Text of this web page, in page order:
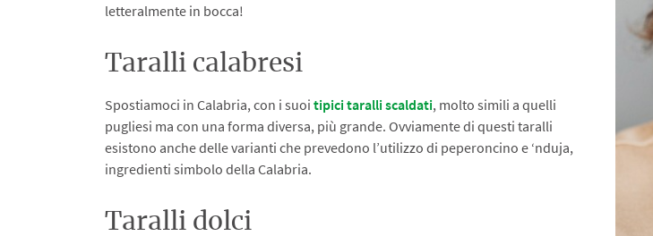
letteralmente in bocca!
Taralli calabresi
Spostiamoci in Calabria, con i suoi tipici taralli scaldati, molto simili a quelli
pugliesi ma con una forma diversa, più grande. Ovviamente di questi taralli
esistono anche delle varianti che prevedono l’utilizzo di peperoncino e ‘nduja,
ingredienti simbolo della Calabria.
Taralli dolci